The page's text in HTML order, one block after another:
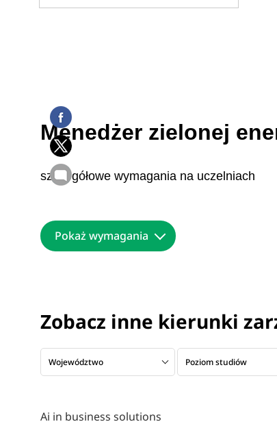
Menedżer zielonej
szczegółowe wymagania na uczelniach
Pokaż wymagania
Zobacz inne kierunki
Województwo Poziom studiów
Ai in business solutions